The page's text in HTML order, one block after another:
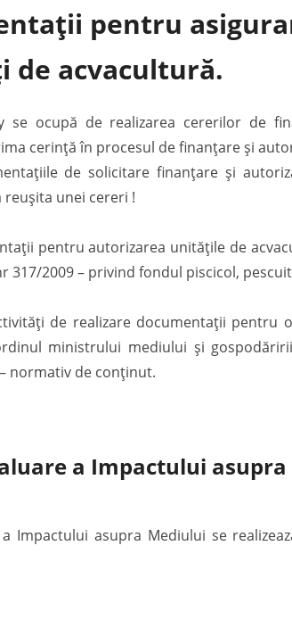
pentru
acvacultură.
se ocupă de realizarea cererilor de
cerință în procesul de finanțare și
de solicitare finanțare și
unei cereri !
pentru autorizarea unitățile de
317/2009 – privind fondul piscicol,
de realizare documentații
ministrului mediului și
normativ de conținut.
a Impactului
Impactului asupra Mediului se